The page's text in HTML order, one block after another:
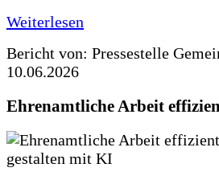
Weiterlesen
Bericht von: Pressestelle
10.06.2026
Ehrenamtliche Arbeit